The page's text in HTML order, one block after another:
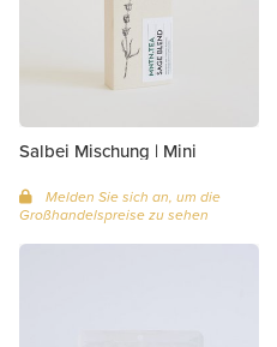
Salbei Mischung | Mini
Melden Sie sich an, um die
Großhandelspreise zu sehen